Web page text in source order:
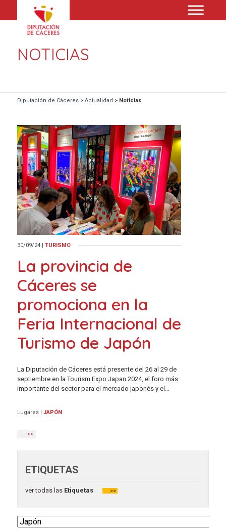
NOTICIAS
Diputación de Cáceres> Actualidad > Noticias
30/09/24 | TURISMO
La provincia de
Cáceres se
promociona en la
Feria Internacional de
Turismo de Japón
La Diputación de Cáceres está presente del 26 al 29 de
septiembre en la Tourism Expo Japan 2024, el foro más
importante del sector para el mercado japonés y el…
Lugares | JAPÓN
>>
ETIQUETAS
ver todas las Etiquetas >>